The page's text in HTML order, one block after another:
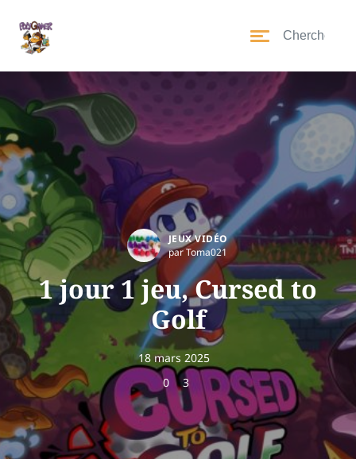
JEUX VIDÉO
par Toma021
1 jour 1 jeu, Cursed to
Golf
18 mars 2025
0
3